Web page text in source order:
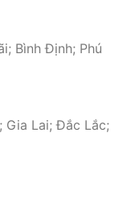
Bình Định; Phú
Gia Lai; Đắc Lắc;